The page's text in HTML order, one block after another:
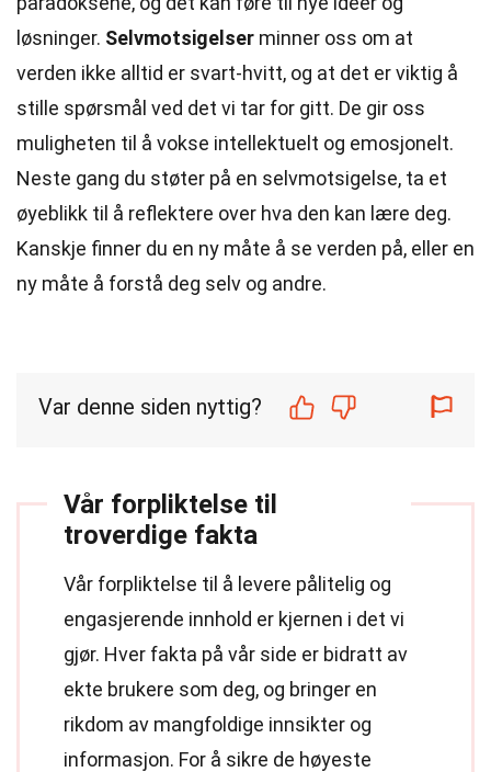
løsninger. Selvmotsigelser minner oss om at
verden ikke alltid er svart-hvitt, og at det er viktig å
stille spørsmål ved det vi tar for gitt. De gir oss
muligheten til å vokse intellektuelt og emosjonelt.
Neste gang du støter på en selvmotsigelse, ta et
øyeblikk til å reflektere over hva den kan lære deg.
Kanskje finner du en ny måte å se verden på, eller en
ny måte å forstå deg selv og andre.
Var denne siden nyttig?
Vår forpliktelse til
troverdige fakta
Vår forpliktelse til å levere pålitelig og
engasjerende innhold er kjernen i det vi
gjør. Hver fakta på vår side er bidratt av
ekte brukere som deg, og bringer en
rikdom av mangfoldige innsikter og
informasjon. For å sikre de høyeste